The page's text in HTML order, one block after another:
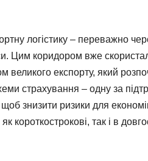
логістику – переважно
Цим коридором вже
експорту, який
страхування – одну за
знизити ризики для
короткострокові, так і в